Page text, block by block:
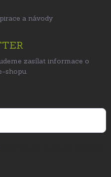
a návody
zasílat informace o
shopu.